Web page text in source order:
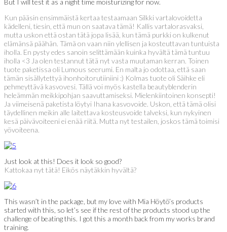
Kun pääsin ensimmäistä kertaa testaamaan Silkki vartalovoidetta
kädelleni, tiesin, että mun on saatava tämä! Kallis vartalorasvaksi,
mutta uskon että ostan tätä jopa lisää, kun tämä purkki on kulkenut
elämänsä päähän. Tämä on vaan niin ylellisen ja kosteuttavan tuntuista
iholla. En pysty edes sanoin selittämään kuinka hyvältä tämä tuntuu
iholla <3 Ja olen testannut tätä nyt vasta muutaman kerran. Toinen
tuote paketissa oli Lumous seerumi. En malta jo odottaa, että saan
tämän sisällytettyä ihonhoitorutiiniini :) Kolmas tuote oli Säihke eli
pehmeyttävä kasvovesi. Tällä voi myös kastella beautyblenderin
heleämmän meikkipohjan saavuttamiseksi. Mielenkiintoinen konsepti!
Ja viimeisenä paketista löytyi Ihana kasvovoide. Uskon, että tämä olisi
täydellinen meikin alle laitettava kosteusvoide talveksi, kun nykyinen
kesä päivävoiteeni ei enää riitä. Mutta nyt testailen, joskos tämä toimisi
yövoiteena.
Just look at this! Does it look so good?
Kattokaa nyt tätä! Eikös näytäkkin hyvältä?
This wasn’t in the package, but my love with Mia Höytö’s products
started with this, so let’s see if the rest of the products stood up the
challenge of beating this. I got this a month back from my works brand
training.